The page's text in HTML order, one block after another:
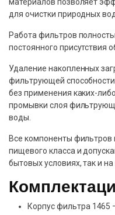
для очистки природных
Работа фильтров
постоянного присутствия
Удаление накопленных
фильтрующей
без применения каких-
промывки слоя
воды.
Все компоненты
пищевого класса и
бытовых условиях, так и на
Корпус фильтра 1465